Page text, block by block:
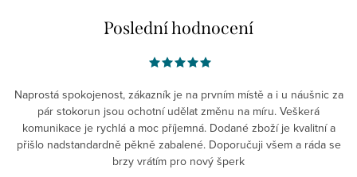
Poslední hodnocení
Naprostá spokojenost, zákazník je na prvním místě a i u náušnic za
pár stokorun jsou ochotní udělat změnu na míru. Veškerá
komunikace je rychlá a moc příjemná. Dodané zboží je kvalitní a
přišlo nadstandardně pěkně zabalené. Doporučuji všem a ráda se
brzy vrátím pro nový šperk